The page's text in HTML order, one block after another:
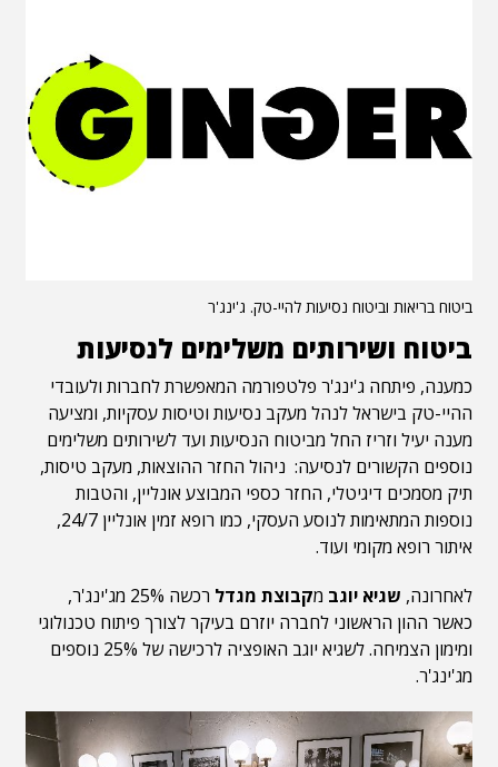
ביטוח בריאות וביטוח נסיעות להיי-טק. ג'ינג'ר
ביטוח ושירותים משלימים לנסיעות
כמענה, פיתחה ג'ינג'ר פלטפורמה המאפשרת לחברות ולעובדי
ההיי-טק בישראל לנהל מעקב נסיעות וטיסות עסקיות, ומציעה
מענה יעיל וזריז החל מביטוח הנסיעות ועד לשירותים משלימים
נוספים הקשורים לנסיעה: ניהול החזר ההוצאות, מעקב טיסות,
תיק מסמכים דיגיטלי, החזר כספי המבוצע אונליין, והטבות
נוספות המתאימות לנוסע העסקי, כמו רופא זמין אונליין 24/7,
איתור רופא מקומי ועוד.
לאחרונה, שגיא יוגב מקבוצת מגדל
רכשה 25% מג'ינג'ר,
כאשר ההון הראשוני לחברה יוזרם בעיקר לצורך פיתוח טכנולוגי
ומימון הצמיחה. לשגיא יוגב האופציה לרכישה של 25% נוספים
מג'ינג'ר.